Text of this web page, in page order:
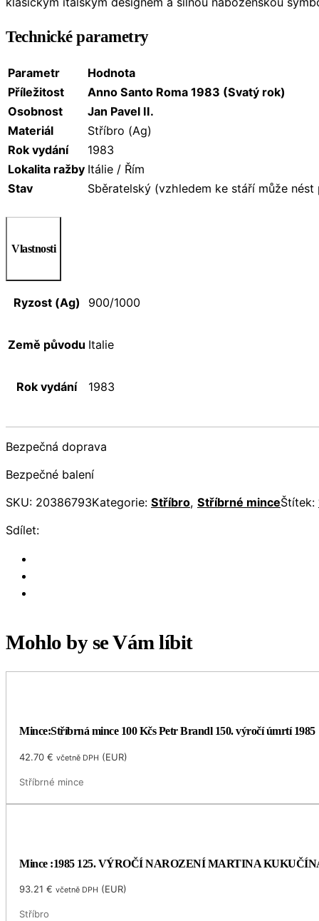
Technické parametry
Parametr
Hodnota
Příležitost
Anno Santo Roma 1983 (Svatý rok)
Osobnost
Jan Pavel II.
Materiál
Stříbro (Ag)
Rok vydání
1983
Lokalita ražby Itálie / Řím
Stav
Sběratelský (vzhledem ke stáří může nést
Vlastnosti
Ryzost (Ag) 900/1000
Země původu Italie
Rok vydání 1983
Bezpečná doprava
Bezpečné balení
SKU: 20386793Kategorie: Stříbro, Stříbrné minceŠtítek:
Sdílet:
Mohlo by se Vám líbit
Mince:Stříbrná mince 100 Kčs Petr Brandl 150. výročí úmrtí 1985
42.70€ včetně DPH (EUR)
Stříbrné mince
Mince :1985 125. VÝROČÍ NAROZENÍ MARTINA
93.21€ včetně DPH (EUR)
Stříbro